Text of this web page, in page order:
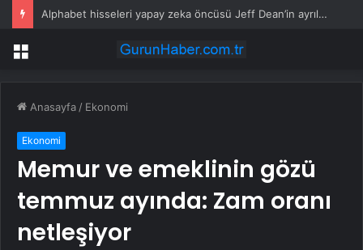
Alphabet hisseleri yapay zeka öncüsü Jeff Dean’in ayrılmasıyla %5 düştü
Menü
Anasayfa / Ekonomi
Ekonomi
Memur ve emeklinin gözü
temmuz ayında: Zam oranı
netleşiyor